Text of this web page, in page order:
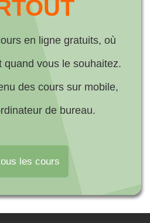
en ligne gratuits, où
quand vous le souhaitez.
des cours sur mobile,
de bureau.
les cours